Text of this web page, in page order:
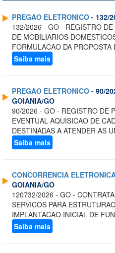
PREGAO ELETRONICO - 132/
132/2026 - GO - REGISTRO
DE MOBILIARIOS
FORMULACAO DA
Saiba mais
PREGAO ELETRONICO - 90/
GOIANIA/GO
90/2026 - GO - REGISTRO DE
EVENTUAL AQUISICAO DE
DESTINADAS A ATENDER AS
Saiba mais
CONCORRENCIA
GOIANIA/GO
120732/2026 - GO -
SERVICOS PARA
IMPLANTACAO INICIAL DE
Saiba mais